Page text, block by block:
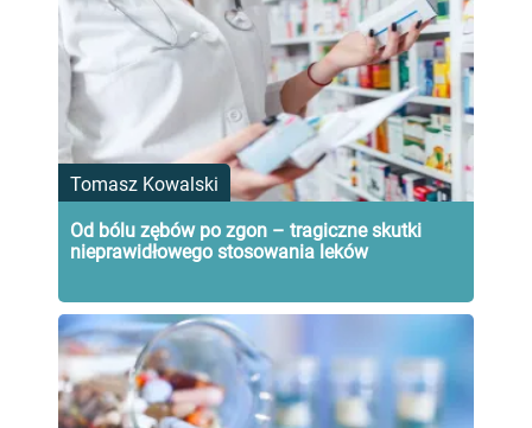
Tomasz Kowalski
Od bólu zębów po zgon – tragiczne skutki
nieprawidłowego stosowania leków